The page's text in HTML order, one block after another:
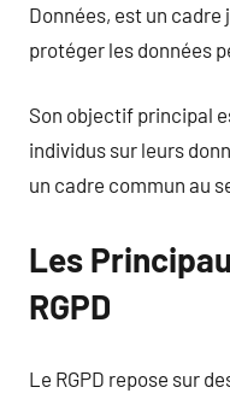
Données, est un
protéger les données
Son objectif principal
individus sur leurs
un cadre commun au
Les
RGPD
Le RGPD repose sur